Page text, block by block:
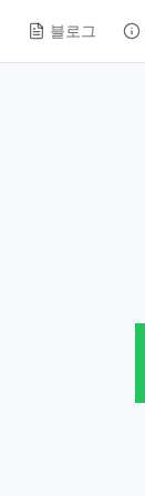
블로그